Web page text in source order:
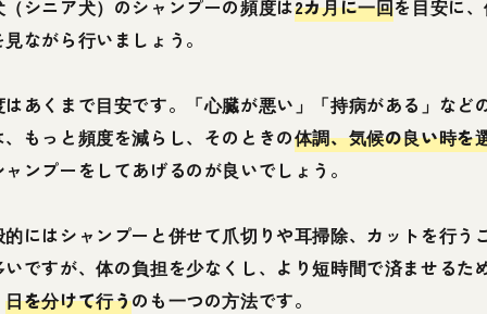
（シニア犬）のシャンプーの頻度は2カ月に一回を目安に
ながら行いましょう。
はあくまで目安です。「心臓が悪い」「持病がある」など
、もっと頻度を減らし、そのときの体調、気候の良い時を
ャンプーをしてあげるのが良いでしょう。
的にはシャンプーと併せて爪切りや耳掃除、カットを行う
いですが、体の負担を少なくし、より短時間で済ませるた
日を分けて行うのも一つの方法です。